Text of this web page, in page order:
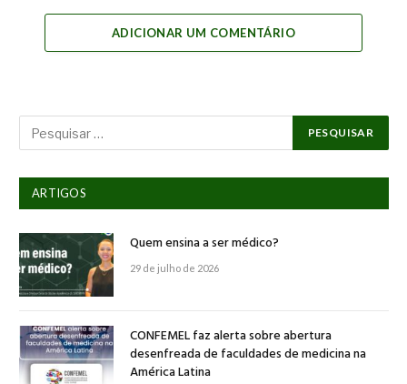
ADICIONAR UM COMENTÁRIO
ARTIGOS
Quem ensina a ser médico?
29 de julho de 2026
CONFEMEL faz alerta sobre abertura
desenfreada de faculdades de medicina na
América Latina